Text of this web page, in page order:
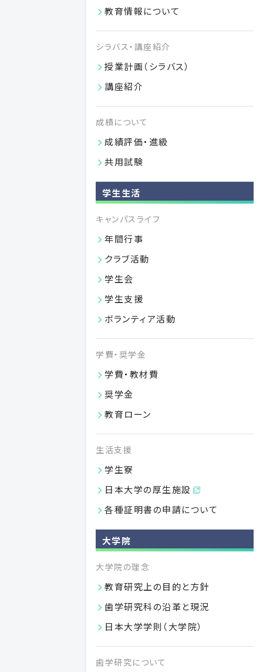
教育情報について
シラバス・講座紹介
授業計画（シラバス）
講座紹介
成績について
成績評価・進級
共用試験
学生生活
キャンパスライフ
年間行事
クラブ活動
学生会
学生支援
ボランティア活動
学費・奨学金
学費・教材費
奨学金
教育ローン
生活支援
学生寮
日本大学の厚生施設
各種証明書の申請について
大学院
大学院の理念
教育研究上の目的と方針
歯学研究科の沿革と現況
日本大学学則（大学院）
歯学研究について
大学院
教育研究上の目的と方針
歯学研究科の沿革と現況
日本大学学則（大学院）
（履修方法及び授業科目）
学位（博士）論文審査
付属施設
図書館
歯科病院
歯科衛生専門学校
総合歯学研究所